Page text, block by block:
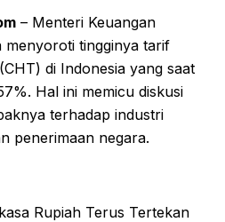
– Menteri Keuangan
menyoroti tingginya tarif
di Indonesia yang saat
Hal ini memicu diskusi
terhadap industri
penerimaan negara.
Rupiah Terus Tertekan